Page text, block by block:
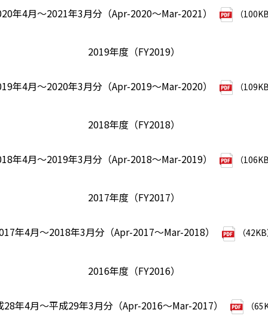
年4月～2021年3月分（Apr-2020～Mar-2021） （
2019年度（FY2019）
年4月～2020年3月分（Apr-2019～Mar-2020） （
2018年度（FY2018）
年4月～2019年3月分（Apr-2018～Mar-2019） （
2017年度（FY2017）
年4月～2018年3月分（Apr-2017～Mar-2018） （
2016年度（FY2016）
28年4月～平成29年3月分（Apr-2016～Mar-2017） （